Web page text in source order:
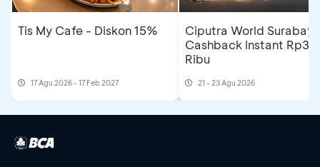
Tis My Cafe - Diskon 15%
17 Agu 2026 - 17 Feb 2027
Ciputra World
Cashback Instant Rp30
Ribu
21 - 23 Agu 2026